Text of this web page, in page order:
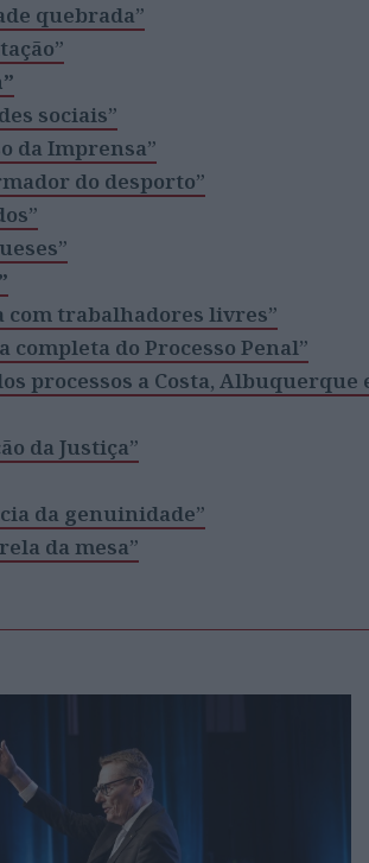
quebrada”
sociais”
da Imprensa”
do desporto”
com trabalhadores livres”
completa do Processo Penal”
processos a Costa, Albuquerque
da Justiça”
da genuinidade”
da mesa”